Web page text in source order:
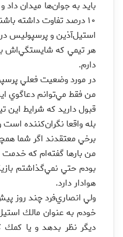
بايد به جوان‌ها ميدان داد
۱۰ درصد تفاوت داشته باشند و اكثر مربيان در حد هم هستند. در ضمن انگيزه جوان‌ها به نظر من بيشتر است.
استيل‌آذين و پرسپوليس
هر تيمي كه شايستگي‌اش
دارم.
در مورد وضعيت فعلي
من فقط مي‌توانم دعاگوي
قبول داريد كه شرايط اين
بله واقعا نگران‌كننده
برخي معتقدند اگر شما
من بارها گفته‌ام كه
بودم حتي نمي‌گذاشتم
هوادار دارد.
ولي انصاري‌فرد چند روز
خودم به عنوان مالك
ديگر نظر بدهد و يا كمك